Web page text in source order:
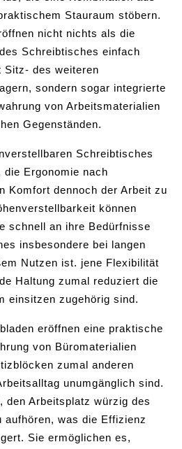
Stauraum stöbern.
nicht nichts als die
Schreibtisches einfach
Sitz- des weiteren
sondern sogar integrierte
von Arbeitsmaterialien
Gegenständen.
Schreibtisches
die Ergonomie nach
Komfort dennoch der Arbeit zu
können
schnell an ihre Bedürfnisse
insbesondere bei langen
Nutzen ist. jene Flexibilität
Haltung zumal reduziert die
einsitzen zugehörig sind.
eröffnen eine praktische
von Büromaterialien
zumal anderen
unumgänglich sind.
den Arbeitsplatz würzig des
aufhören, was die Effizienz
Sie ermöglichen es,